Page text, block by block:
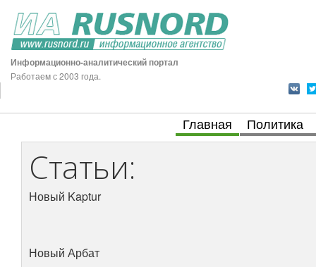
Информационно-аналитический портал
Работаем с 2003 года.
Главная Политика
Статьи:
Новый Kaptur
Новый Арбат